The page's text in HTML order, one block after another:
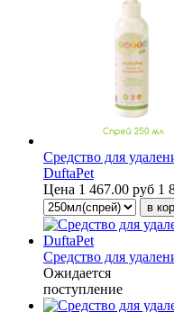
Средство для
DuftaPet
Цена 1 467.00 руб 1
Средство для
Ожидается
поступление